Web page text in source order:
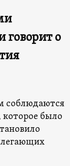
говорит о
соблюдаются
которое было